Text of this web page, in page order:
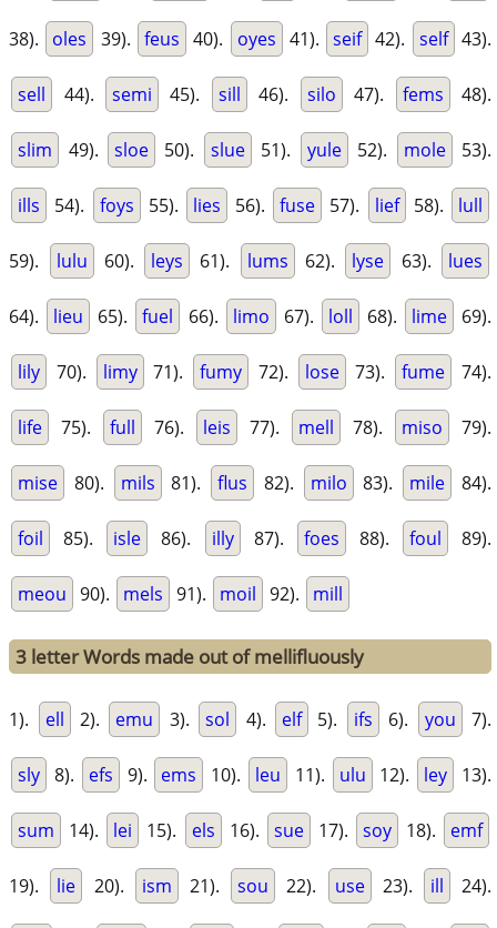
38). oles 39). feus 40). oyes 41). seif 42). self 43).
sell 44). semi 45). sill 46). silo 47). fems 48).
slim 49). sloe 50). slue 51). yule 52). mole 53).
ills 54). foys 55). lies 56). fuse 57). lief 58). lull
59). lulu 60). leys 61). lums 62). lyse 63). lues
64). lieu 65). fuel 66). limo 67). loll 68). lime 69).
lily 70). limy 71). fumy 72). lose 73). fume 74).
life 75). full 76). leis 77). mell 78). miso 79).
mise 80). mils 81). flus 82). milo 83). mile 84).
foil 85). isle 86). illy 87). foes 88). foul 89).
meou 90). mels 91). moil 92). mill
3 letter Words made out of mellifluously
1). ell 2). emu 3). sol 4). elf 5). ifs 6). you 7).
sly 8). efs 9). ems 10). leu 11). ulu 12). ley 13).
sum 14). lei 15). els 16). sue 17). soy 18). emf
19). lie 20). ism 21). sou 22). use 23). ill 24).